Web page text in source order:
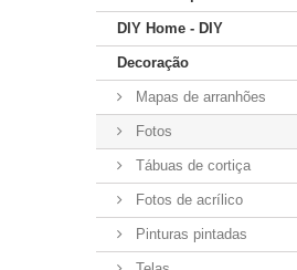
DIY Home - DIY
Decoração
Mapas de arranhões
Fotos
Tábuas de cortiça
Fotos de acrílico
Pinturas pintadas